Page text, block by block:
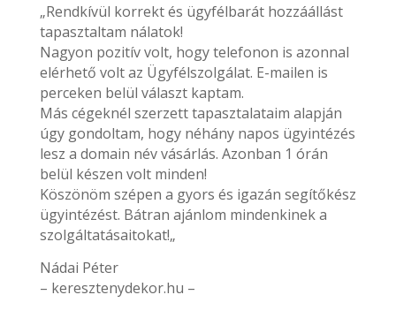
„Rendkívül korrekt és ügyfélbarát hozzáállást
tapasztaltam nálatok!
Nagyon pozitív volt, hogy telefonon is azonnal
elérhető volt az Ügyfélszolgálat. E-mailen is
perceken belül választ kaptam.
Más cégeknél szerzett tapasztalataim alapján
úgy gondoltam, hogy néhány napos ügyintézés
lesz a domain név vásárlás. Azonban 1 órán
belül készen volt minden!
Köszönöm szépen a gyors és igazán segítőkész
ügyintézést. Bátran ajánlom mindenkinek a
szolgáltatásaitokat!„
Nádai Péter
– keresztenydekor.hu –